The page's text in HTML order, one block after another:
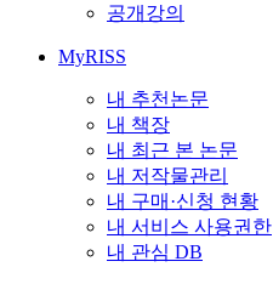
공개강의
MyRISS
내 추천논문
내 책장
내 최근 본 논문
내 저작물관리
내 구매·신청 현황
내 서비스 사용권한
내 관심 DB